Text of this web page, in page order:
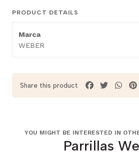
PRODUCT DETAILS
Marca
WEBER
Share this product
YOU MIGHT BE INTERESTED IN
Parrillas